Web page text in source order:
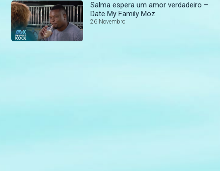
Salma espera um amor verdadeiro –
Date My Family Moz
26 Novembro